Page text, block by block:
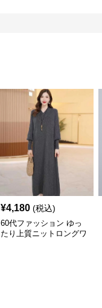
¥4,180 (税込)
60代ファッション ゆっ
たり上質ニットロングワ